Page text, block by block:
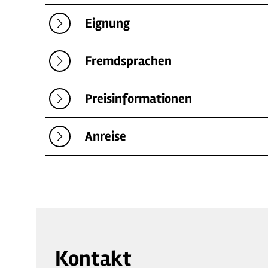
Eignung
Fremdsprachen
Preisinformationen
Anreise
Kontakt